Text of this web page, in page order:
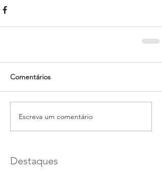
Comentários
Escreva um comentário
Destaques